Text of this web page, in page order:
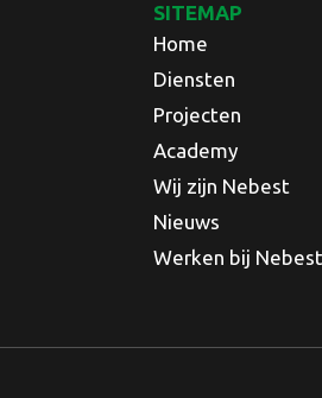
SITEMAP
Home
Diensten
Projecten
Academy
Wij zijn Nebest
Nieuws
Werken bij Nebest